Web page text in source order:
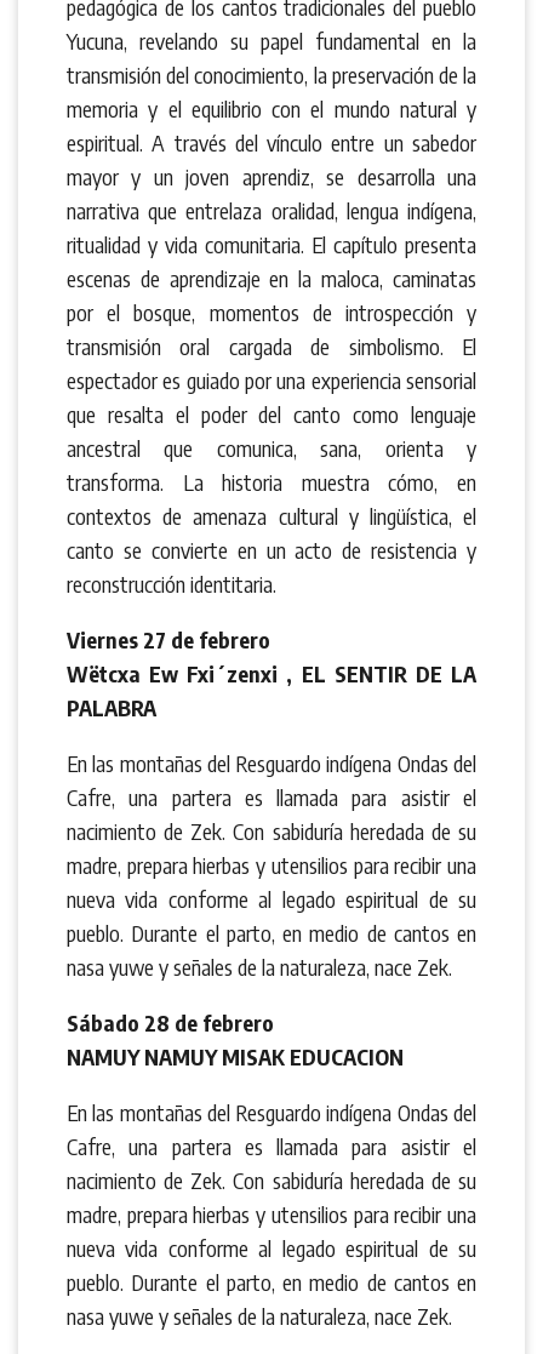
pedagógica de los cantos tradicionales del pueblo
Yucuna, revelando su papel fundamental en la
transmisión del conocimiento, la preservación de la
memoria y el equilibrio con el mundo natural y
espiritual. A través del vínculo entre un sabedor
mayor y un joven aprendiz, se desarrolla una
narrativa que entrelaza oralidad, lengua indígena,
ritualidad y vida comunitaria. El capítulo presenta
escenas de aprendizaje en la maloca, caminatas
por el bosque, momentos de introspección y
transmisión oral cargada de simbolismo. El
espectador es guiado por una experiencia sensorial
que resalta el poder del canto como lenguaje
ancestral que comunica, sana, orienta y
transforma. La historia muestra cómo, en
contextos de amenaza cultural y lingüística, el
canto se convierte en un acto de resistencia y
reconstrucción identitaria.
Viernes 27 de febrero
Wëtcxa Ew Fxi´zenxi , EL SENTIR DE LA
PALABRA
En las montañas del Resguardo indígena Ondas del
Cafre, una partera es llamada para asistir el
nacimiento de Zek. Con sabiduría heredada de su
madre, prepara hierbas y utensilios para recibir una
nueva vida conforme al legado espiritual de su
pueblo. Durante el parto, en medio de cantos en
nasa yuwe y señales de la naturaleza, nace Zek.
Sábado 28 de febrero
NAMUY NAMUY MISAK EDUCACION
En las montañas del Resguardo indígena Ondas del
Cafre, una partera es llamada para asistir el
nacimiento de Zek. Con sabiduría heredada de su
madre, prepara hierbas y utensilios para recibir una
nueva vida conforme al legado espiritual de su
pueblo. Durante el parto, en medio de cantos en
nasa yuwe y señales de la naturaleza, nace Zek.